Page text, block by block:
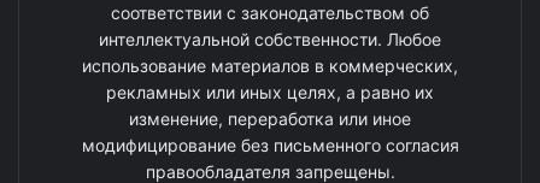
соответствии с законодательством об
интеллектуальной собственности. Любое
использование материалов в коммерческих,
рекламных или иных целях, а равно их
изменение, переработка или иное
модифицирование без письменного согласия
правообладателя запрещены.